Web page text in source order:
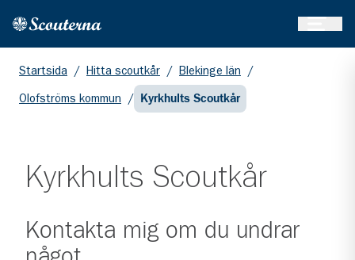
Hem
Startsida / Hitta scoutkår / Blekinge län /
Olofströms kommun / Kyrkhults Scoutkår
Kyrkhults Scoutkår
Kontakta mig om du undrar